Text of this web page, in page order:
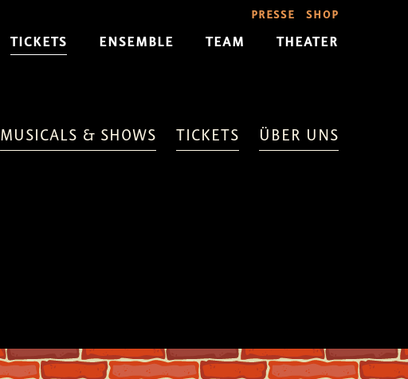
PRESSE SHOP
TICKETS ENSEMBLE TEAM THEATER
MUSICALS & SHOWS TICKETS ÜBER UNS